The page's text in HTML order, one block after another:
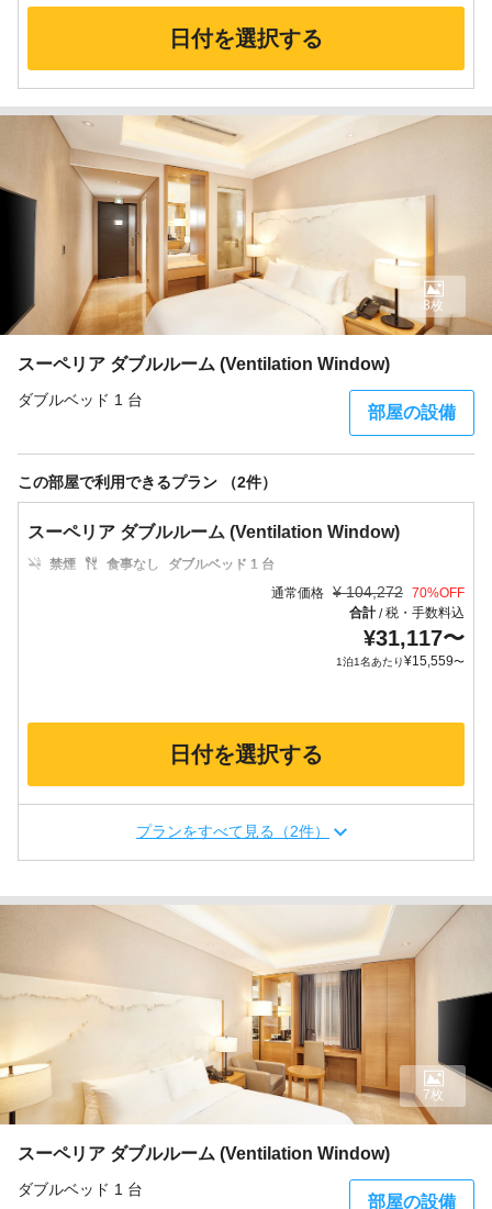
日付を選択する
スーペリア ダブルルーム (Ventilation Window)
ダブルベッド 1 台
部屋の設備
8枚
この部屋で利用できるプラン （2件）
スーペリア ダブルルーム (Ventilation Window)
禁煙 食事なし
ダブルベッド 1 台
通常価格 ¥ 104,272 70%OFF
合計/税・手数料込
¥31,117〜
1泊1名あたり¥15,559〜
日付を選択する
プランをすべて見る（2件）
スーペリア ダブルルーム (Ventilation Window)
ダブルベッド 1 台
部屋の設備
7枚